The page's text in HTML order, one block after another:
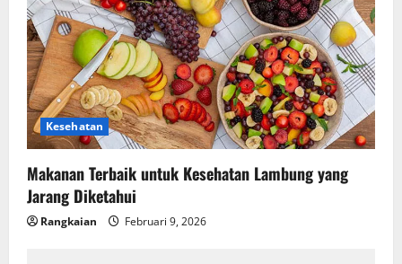
Kesehatan
Makanan Terbaik untuk Kesehatan Lambung yang
Jarang Diketahui
Rangkaian Februari 9, 2026